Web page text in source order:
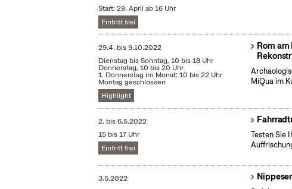
Start: 29. April ab 16 Uhr
Eintritt frei
29.4. bis9.10.2022
Dienstag bis Sonntag, 10 bis 18 Uhr
Donnerstag, 10 bis 20 Uhr
1. Donnerstag im Monat: 10 bis 22 Uhr
Montag geschlossen
Highlight
Rom
MiQua im
2. bis6.5.2022
15 bis 17 Uhr
Eintritt frei
Testen Sie
3.5.2022